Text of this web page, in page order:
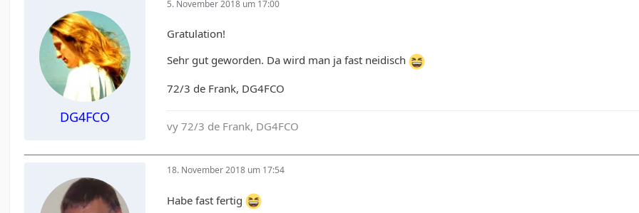
DG4FCO
5. November 2018 um 17:00
Gratulation!
Sehr gut geworden. Da wird man ja fast neidisch
72/3 de Frank, DG4FCO
vy 72/3 de Frank, DG4FCO
18. November 2018 um 17:54
Habe fast fertig